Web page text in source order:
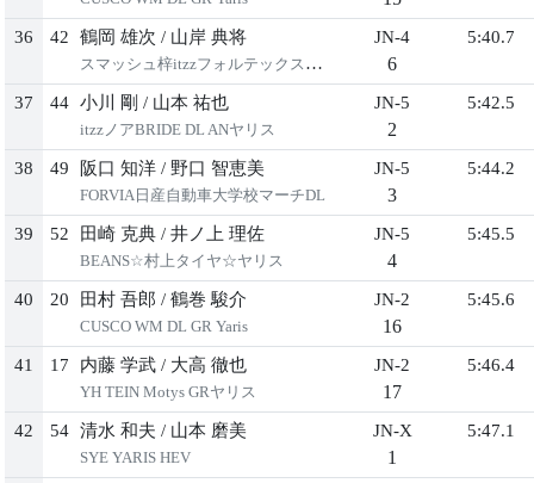
36 42 鶴岡 雄次 / ⼭岸 典将
スマッシュ梓itzzフォルテックスイフト
JN-4
6
5:40.7
37 44 ⼩川 剛 / ⼭本 祐也
itzzノアBRIDE DL ANヤリス
JN-5
2
5:42.5
38 49 阪⼝ 知洋 / 野⼝ 智恵美
FORVIA⽇産⾃動⾞⼤学校マーチDL
JN-5
3
5:44.2
39 52 ⽥崎 克典 / 井ノ上 理佐
BEANS☆村上タイヤ☆ヤリス
JN-5
4
5:45.5
40 20 ⽥村 吾郎 / 鶴巻 駿介
CUSCO WM DL GR Yaris
JN-2
16
5:45.6
41 17 内藤 学武 / ⼤⾼ 徹也
YH TEIN Motys GRヤリス
JN-2
17
5:46.4
42 54 清⽔ 和夫 / ⼭本 磨美
SYE YARIS HEV
JN-X
1
5:47.1